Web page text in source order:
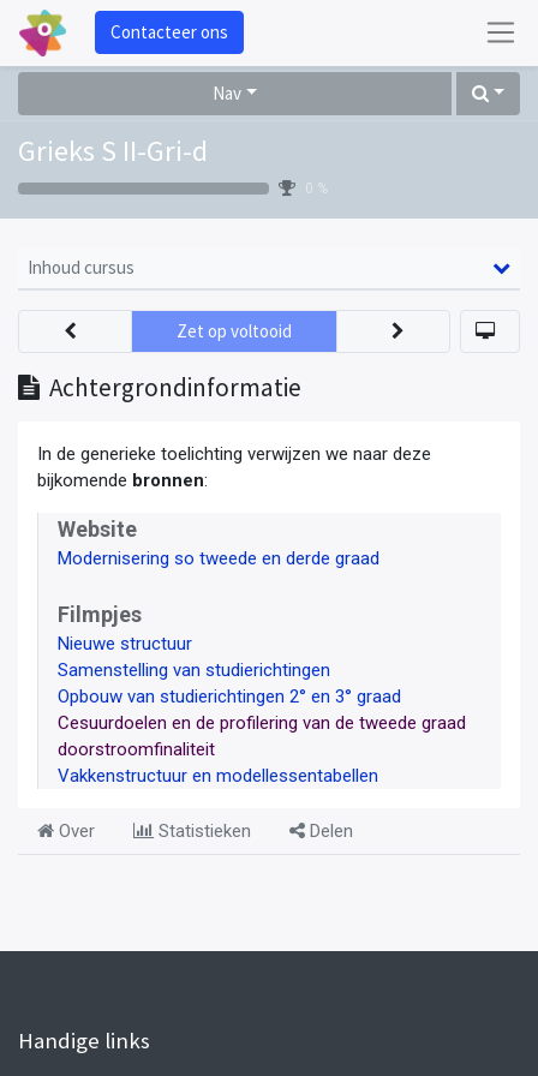
Contacteer ons
Nav
Grieks S II-Gri-d
0 %
Inhoud cursus
Achtergrondinformatie
Zet op voltooid
In de generieke toelichting verwijzen we naar deze
bijkomende bronnen:
Website
Modernisering so tweede en derde graad
Filmpjes
Nieuwe structuur
Samenstelling van studierichtingen
Opbouw van studierichtingen 2° en 3° graad
Cesuurdoelen en de profilering van de tweede graad
doorstroomfinaliteit
Vakkenstructuur en modellessentabellen
Over Statistieken Delen
Handige links